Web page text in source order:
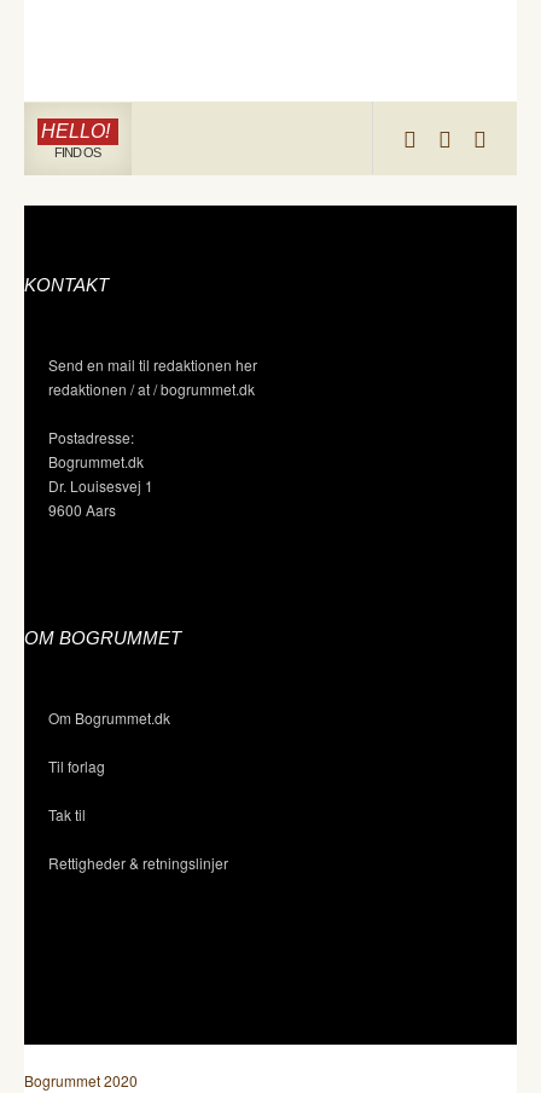
HELLO!
FIND OS
KONTAKT
Send en mail til redaktionen her
redaktionen / at / bogrummet.dk
Postadresse:
Bogrummet.dk
Dr. Louisesvej 1
9600 Aars
OM BOGRUMMET
Om Bogrummet.dk
Til forlag
Tak til
Rettigheder & retningslinjer
Bogrummet 2020